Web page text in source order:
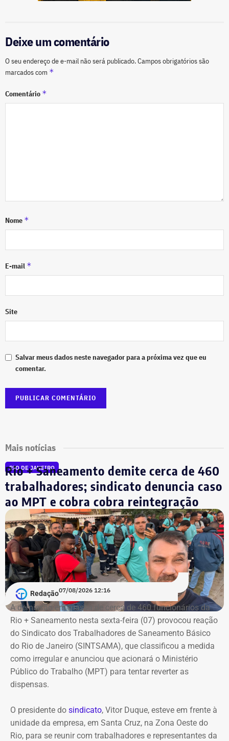
Deixe um comentário
O seu endereço de e-mail não será publicado.Campos obrigatórios são
marcados com *
Comentário *
Nome *
E-mail *
Site
Salvar meus dados neste navegador para a próxima vez que eu
comentar.
Mais notícias
RIO DE JANEIRO
Rio + Saneamento demite cerca de 460
trabalhadores; sindicato denuncia caso
ao MPT e cobra cobra reintegração
Redação07/08/2026 12:16
A demissão em massa de cerca de 460 funcionários da
Rio + Saneamento nesta sexta-feira (07) provocou reação
do Sindicato dos Trabalhadores de Saneamento Básico
do Rio de Janeiro (SINTSAMA), que classificou a medida
como irregular e anunciou que acionará o Ministério
Público do Trabalho (MPT) para tentar reverter as
dispensas.
O presidente do sindicato, Vitor Duque, esteve em frente à
unidade da empresa, em Santa Cruz, na Zona Oeste do
Rio, para se reunir com trabalhadores e representantes da